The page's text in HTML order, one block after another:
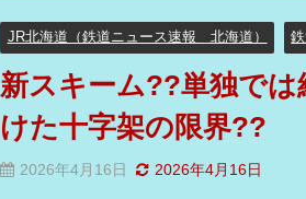
JR北海道（鉄道ニュース速報 北海道）
新スキーム??単独では
けた十字架の限界??
2026年4月16日 2026年4月16日